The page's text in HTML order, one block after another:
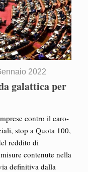
2022
galattica per
contro il caro-
stop a Quota 100,
reddito di
contenute nella
definitiva dalla